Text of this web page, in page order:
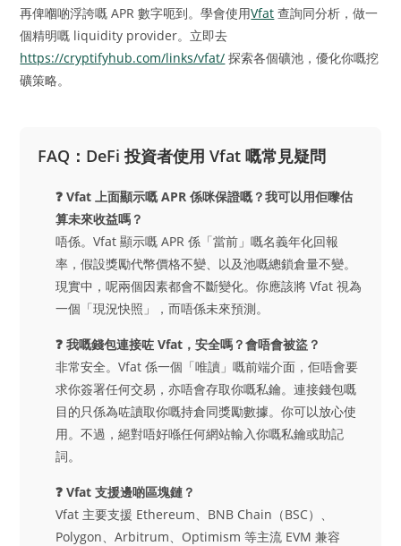
再俾嗰啲浮誇嘅 APR 數字呃到。學會使用Vfat 查詢同分析，做一
個精明嘅 liquidity provider。立即去
https://cryptifyhub.com/links/vfat/ 探索各個礦池，優化你嘅挖
礦策略。
FAQ：DeFi 投資者使用 Vfat 嘅常見疑問
❓ Vfat 上面顯示嘅 APR 係咪保證嘅？我可以用佢嚟估
算未來收益嗎？
唔係。Vfat 顯示嘅 APR 係「當前」嘅名義年化回報
率，假設獎勵代幣價格不變、以及池嘅總鎖倉量不變。
現實中，呢兩個因素都會不斷變化。你應該將 Vfat 視為
一個「現況快照」，而唔係未來預測。
❓ 我嘅錢包連接咗 Vfat，安全嗎？會唔會被盜？
非常安全。Vfat 係一個「唯讀」嘅前端介面，佢唔會要
求你簽署任何交易，亦唔會存取你嘅私鑰。連接錢包嘅
目的只係為咗讀取你嘅持倉同獎勵數據。你可以放心使
用。不過，絕對唔好喺任何網站輸入你嘅私鑰或助記
詞。
❓ Vfat 支援邊啲區塊鏈？
Vfat 主要支援 Ethereum、BNB Chain（BSC）、
Polygon、Arbitrum、Optimism 等主流 EVM 兼容